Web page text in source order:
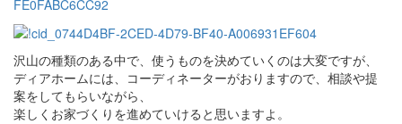
沢山の種類のある中で、使うものを決めていくのは大変ですが、
ディアホームには、コーディネーターがおりますので、相談や提
案をしてもらいながら、
楽しくお家づくりを進めていけると思いますよ。